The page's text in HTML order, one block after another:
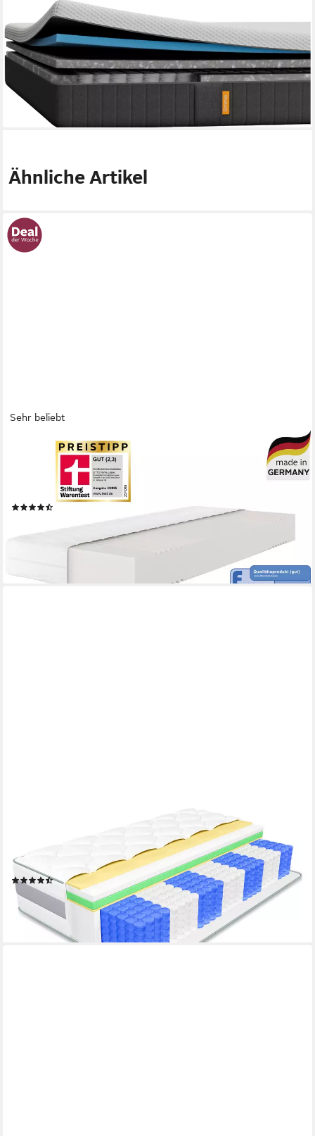
Hybridmatratze NEUHEIT: Original Lite Matratze, Emma, 22 cm
hoch, 3-Zonen-Federn, Airgocell®-Schaum, atmungsaktiv,
waschbar, 22 cm.
ab 634,49 € UVP 715,37 €
-11%
lieferbar - in 3-4 Werktagen bei dir
Ähnliche Artikel
Sehr beliebt
OTTO HOME
Komfortschaummatratze Lasse, Matratze 90x200 cm, 140x200
cm & weitere Größen, in H2-H4, 22 cm hoch, Stiftung Warentest
"GUT (2,3)", getestet in 90x200, Härtegrad 4
419,00 €
nur bis Dienstag
Taschenfederkernmatratze 7-Zonen Matratze, 10 Schichten aus
hochwertigem Material, Wendbar, 25 cm hoch, (Wendbar
H3/H4), INTEGRIERTER TOPPER
(1671)
ab 139,99 € UVP 399,99 €
-65%
leider ausverkauft